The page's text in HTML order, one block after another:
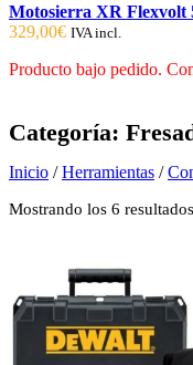
Motosierra XR Flexvolt
329,00€ IVA incl.
Producto bajo pedido.
Categoría:
Inicio /Herramientas /
Mostrando los 6 resultados